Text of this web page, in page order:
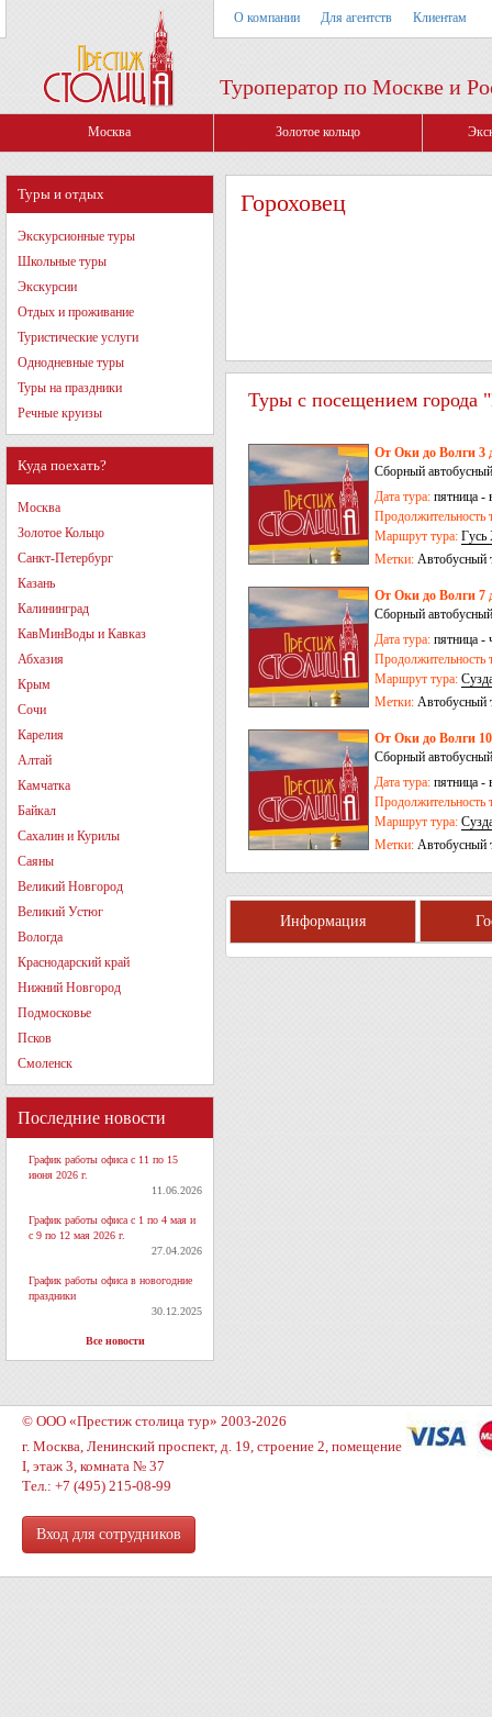
О компании Для агентств Клиентам
Туроператор по Москве и
Москва Золотое кольцо
Туры и отдых
Экскурсионные туры
Школьные туры
Экскурсии
Отдых и проживание
Туристические услуги
Однодневные туры
Туры на праздники
Речные круизы
Куда поехать?
Москва
Золотое Кольцо
Санкт-Петербург
Казань
Калининград
КавМинВоды и Кавказ
Абхазия
Крым
Сочи
Карелия
Алтай
Камчатка
Байкал
Сахалин и Курилы
Саяны
Великий Новгород
Великий Устюг
Вологда
Краснодарский край
Нижний Новгород
Подмосковье
Псков
Смоленск
Последние новости
График работы офиса с 11 по 15
июня 2026 г.
11.06.2026
График работы офиса с 1 по 4 мая и
с 9 по 12 мая 2026 г.
27.04.2026
График работы офиса в новогодние
праздники
30.12.2025
Все новости
Гороховец
Туры с посещением города
От Оки до Волги 3
Сборный
Дата тура: пятница -
Продолжительность
Маршрут тура: Гусь
Метки: Автобусный
От Оки до Волги 7
Сборный
Дата тура: пятница -
Продолжительность
Маршрут тура:
Сергиев Посад-
Метки: Автобусный
От Оки до Волги
Сборный
Дата тура: пятница -
Продолжительность
Маршрут тура:
Гусь Хрустальный-
Метки: Автобусный
Информация
© ООО «Престиж столица тур» 2003-2026
г. Москва, Ленинский проспект, д. 19, строение 2, помещение
I, этаж 3, комната № 37
Тел.: +7 (495) 215-08-99
Вход для сотрудников